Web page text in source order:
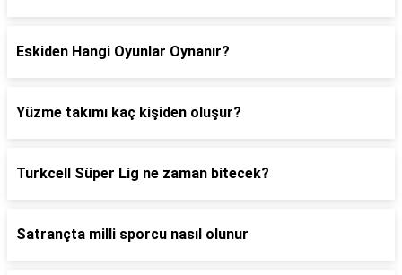
Eskiden Hangi Oyunlar Oynanır?
Yüzme takımı kaç kişiden oluşur?
Turkcell Süper Lig ne zaman bitecek?
Satrançta milli sporcu nasıl olunur